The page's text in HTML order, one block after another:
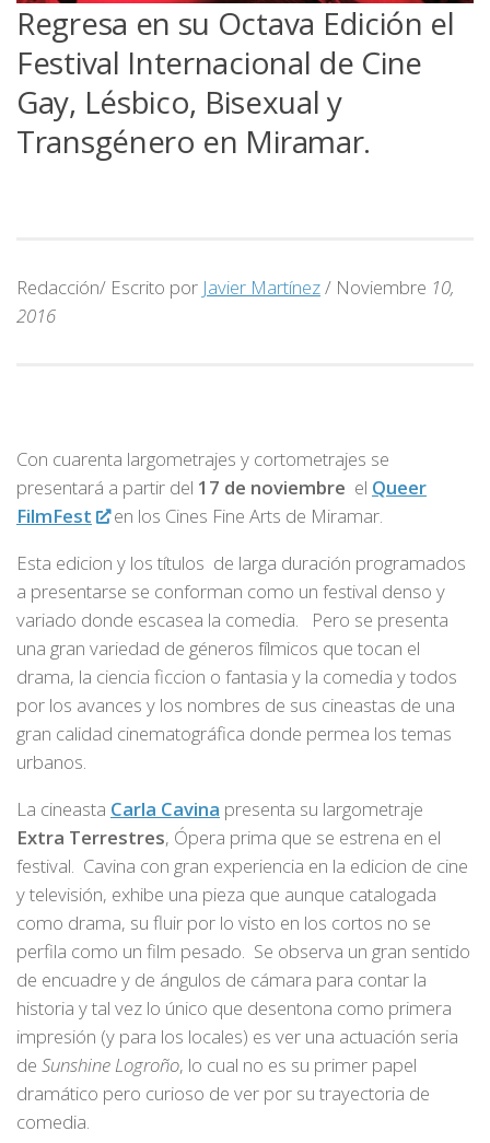
Regresa en su Octava Edición el
Festival Internacional de Cine
Gay, Lésbico, Bisexual y
Transgénero en Miramar.
Redacción/ Escrito por Javier Martínez/ Noviembre 10,
2016
Con cuarenta largometrajes y cortometrajes se
presentará a partir del 17 de noviembre el Queer
FilmFest
en los Cines Fine Arts de Miramar.
Esta edicion y los títulos de larga duración programados
a presentarse se conforman como un festival denso y
variado donde escasea la comedia. Pero se presenta
una gran variedad de géneros fílmicos que tocan el
drama, la ciencia ficcion o fantasia y la comedia y todos
por los avances y los nombres de sus cineastas de una
gran calidad cinematográfica donde permea los temas
urbanos.
La cineasta Carla Cavina presenta su largometraje
Extra Terrestres, Ópera prima que se estrena en el
festival. Cavina con gran experiencia en la edicion de cine
y televisión, exhibe una pieza que aunque catalogada
como drama, su fluir por lo visto en los cortos no se
perfila como un film pesado. Se observa un gran sentido
de encuadre y de ángulos de cámara para contar la
historia y tal vez lo único que desentona como primera
impresión (y para los locales) es ver una actuación seria
de Sunshine Logroño, lo cual no es su primer papel
dramático pero curioso de ver por su trayectoria de
comedia.